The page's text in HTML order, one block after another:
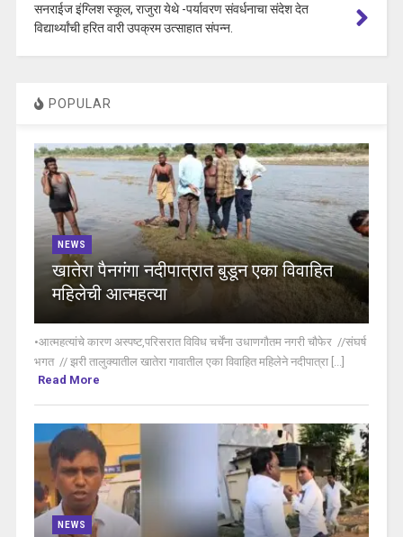
सनराईज इंग्लिश स्कूल, राजुरा येथे -पर्यावरण संवर्धनाचा संदेश देत
विद्यार्थ्यांची हरित वारी उपक्रम उत्साहात संपन्न.
POPULAR
NEWS
खातेरा पैनगंगा नदीपात्रात बुडून एका विवाहित
महिलेची आत्महत्या
•आत्महत्यांचे कारण अस्पष्ट,परिसरात विविध चर्चेंना उधाणगौतम नगरी चौफेर //संघर्ष
भगत // झरी तालुक्यातील खातेरा गावातील एका विवाहित महिलेने नदीपात्रा [...]
Read More
NEWS